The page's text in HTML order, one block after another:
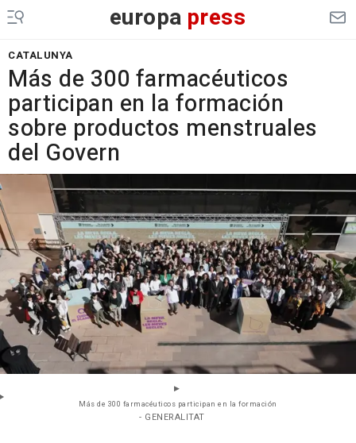
europa press
CATALUNYA
Más de 300 farmacéuticos
participan en la formación
sobre productos menstruales
del Govern
Más de 300 farmacéuticos participan en la formación
- GENERALITAT